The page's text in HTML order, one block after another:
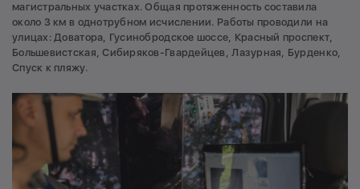
магистральных участках. Общая протяженность составила
около 3 км в однотрубном исчислении. Работы проводили на
улицах: Доватора, Гусинобродское шоссе, Красный проспект,
Большевистская, Сибиряков-Гвардейцев, Лазурная, Бурденко,
Спуск к пляжу.